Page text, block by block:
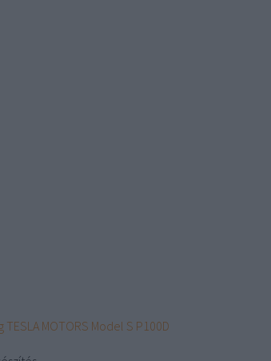
MOTORS Model S P100D